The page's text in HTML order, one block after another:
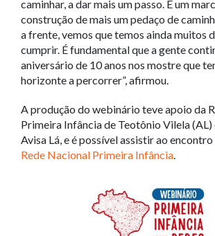
caminhar, a dar mais um passo. É um
construção de mais um pedaço de
a frente, vemos que temos ainda muitos
cumprir. É fundamental que a gente
aniversário de 10 anos nos mostre que
horizonte a percorrer”, afirmou.
A produção do webinário teve apoio da
Primeira Infância de Teotônio Vilela
Avisa Lá, e é possível assistir ao encontro
Rede Nacional Primeira Infância.